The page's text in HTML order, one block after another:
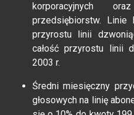
korporacyjnych
przedsiębiorstw. Linie
przyrostu linii
całość przyrostu linii
2003 r.
Średni miesięczny
głosowych na linię